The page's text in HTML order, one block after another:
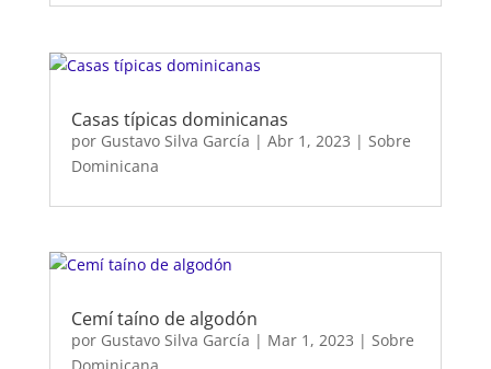
Casas típicas dominicanas
por Gustavo Silva García | Abr 1, 2023 | Sobre
Dominicana
Cemí taíno de algodón
por Gustavo Silva García | Mar 1, 2023 | Sobre